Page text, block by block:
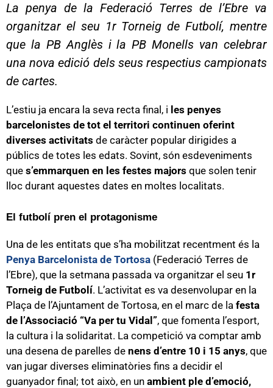
La penya de la Federació Terres de l’Ebre va
organitzar el seu 1r Torneig de Futbolí, mentre
que la PB Anglès i la PB Monells van celebrar
una nova edició dels seus respectius campionats
de cartes.
L’estiu ja encara la seva recta final, i les penyes
barcelonistes de tot el territori continuen oferint
diverses activitats de caràcter popular dirigides a
públics de totes les edats. Sovint, són esdeveniments
que s’emmarquen en les festes majors que solen tenir
lloc durant aquestes dates en moltes localitats.
El futbolí pren el protagonisme
Una de les entitats que s’ha mobilitzat recentment és la
Penya Barcelonista de Tortosa (Federació Terres de
l’Ebre), que la setmana passada va organitzar el seu 1r
Torneig de Futbolí. L’activitat es va desenvolupar en la
Plaça de l’Ajuntament de Tortosa, en el marc de la festa
de l’Associació “Va per tu Vidal”, que fomenta l’esport,
la cultura i la solidaritat. La competició va comptar amb
una desena de parelles de nens d’entre 10 i 15 anys, que
van jugar diverses eliminatòries fins a decidir el
guanyador final; tot això, en un ambient ple d’emoció,